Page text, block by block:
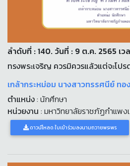
ลำดับที่ : 140. วันที่ : 9 ต.ค. 2565 เว
ทรงพระเจริญ ควรมิควรแล้วแต่จะโปร
เกล้ากระหม่อม นางสาวทรรศนีย์ ทอ
ตำแหน่ง: นักศึกษา
หน่วยงาน : มหาวิทยาลัยราชภัฏกำแพง
ดาวน์โหลด ใบเข้าร่วมลงนามถวายพระพร